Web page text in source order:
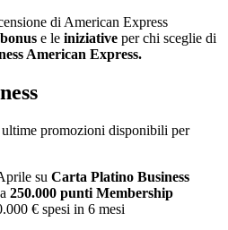
di American Express
bonus e le iniziative per chi sceglie di
American Express.
promozioni disponibili per
su Carta Platino Business
250.000 punti Membership
€ spesi in 6 mesi